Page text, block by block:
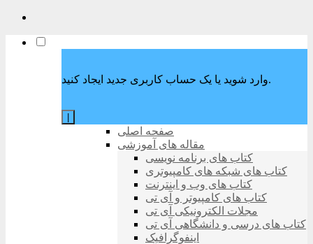
وارد شوید یا یک حساب کاربری جدید ایجاد کنید.
صفحه اصلی
مقاله های آموزشی
کتاب های برنامه نویسی
کتاب های شبکه های کامپیوتری
کتاب های وب و اینترنت
کتاب های کامپیوتر و آی تی
مجلات الکترونیکی آی تی
کتاب های درسی و دانشگاهی آی تی
اینفوگرافیک